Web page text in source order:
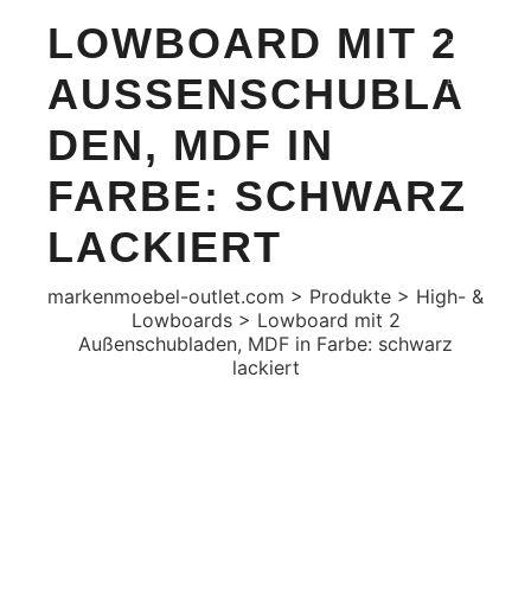
Suchen
Mehr Info
LOWBOARD MIT 2
AUSSENSCHUBLAD
EN, MDF IN F
ARBE: SCHWARZ L
ACKIERT
markenmoebel-outlet.com > Produkte > High- &
Lowboards> Lowboard mit 2
Außenschubladen, MDF in Farbe: schwarz
lackiert